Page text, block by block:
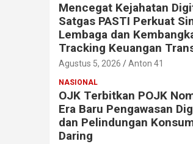
Mencegat Kejahatan
Satgas PASTI Perkuat
Lembaga dan
Tracking Keuangan
Agustus 5, 2026 Anton 41
NASIONAL
OJK Terbitkan POJK
Era Baru Pengawasan
dan Pelindungan
Daring